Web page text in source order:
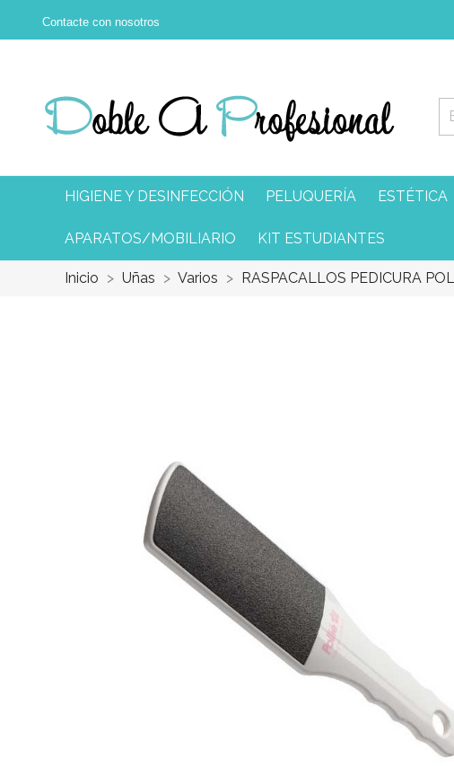
Contacte con nosotros
HIGIENE Y DESINFECCIÓN PELUQUERÍA ESTÉTICA
APARATOS/MOBILIARIO KIT ESTUDIANTES
Inicio Uñas Varios RASPACALLOS PEDICURA